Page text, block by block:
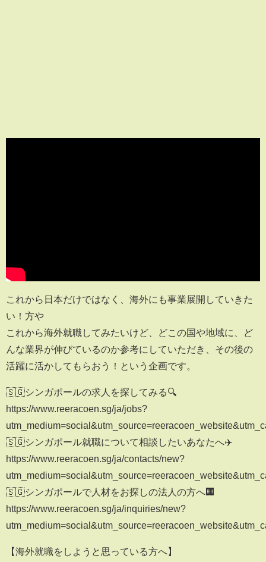
これから日本だけではなく、海外にも事業展開していきた
い！方や
これから海外就職してみたいけど、どこの国や地域に、ど
んな業界が伸びているのか参考にしていただき、その後の
活躍に活かしてもらおう！という企画です。
🇸🇬シンガポールの求人を探してみる🔍
https://www.reeracoen.sg/ja/jobs?
🇸🇬シンガポール就職について相談したいあなたへ✈️
https://www.reeracoen.sg/ja/contacts/new?
🇸🇬シンガポールで人材をお探しの法人の方へ🏢
https://www.reeracoen.sg/ja/inquiries/new?
【海外就職をしようと思っている方へ】